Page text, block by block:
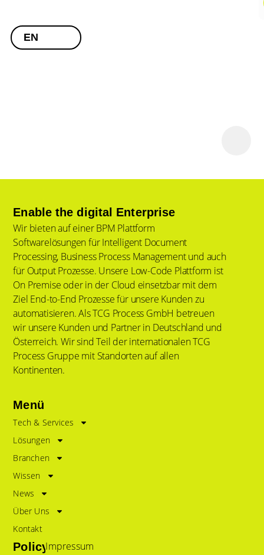
EN
Enable the digital Enterprise
Wir bieten auf einer BPM Plattform
Softwarelösungen für Intelligent Document
Processing, Business Process Management und auch
für Output Prozesse. Unsere Low-Code Plattform ist
On Premise oder in der Cloud einsetzbar mit dem
Ziel End-to-End Prozesse für unsere Kunden zu
automatisieren. Als TCG Process GmbH betreuen
wir unsere Kunden und Partner in Deutschland und
Österreich. Wir sind Teil der internationalen TCG
Process Gruppe mit Standorten auf allen
Kontinenten.
Menü
Tech & Services
Lösungen
Branchen
Wissen
News
Über Uns
Kontakt
PolicyImpressum